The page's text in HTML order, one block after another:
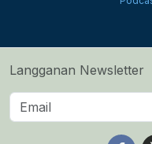
Langganan Newsletter